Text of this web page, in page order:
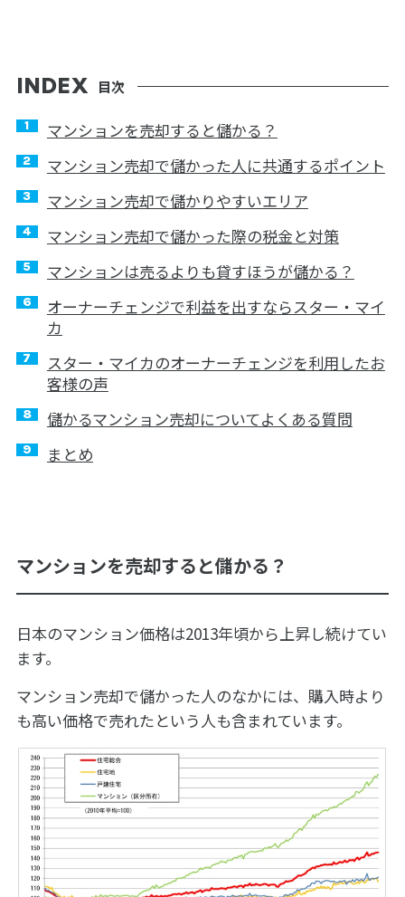
目次
マンションを売却すると儲かる？
マンション売却で儲かった人に共通するポイント
マンション売却で儲かりやすいエリア
マンション売却で儲かった際の税金と対策
マンションは売るよりも貸すほうが儲かる？
オーナーチェンジで利益を出すならスター・マイ
カ
スター・マイカのオーナーチェンジを利用したお
客様の声
儲かるマンション売却についてよくある質問
まとめ
マンションを売却すると儲かる？
日本のマンション価格は2013年頃から上昇し続けてい
ます。
マンション売却で儲かった人のなかには、購入時より
も高い価格で売れたという人も含まれています。